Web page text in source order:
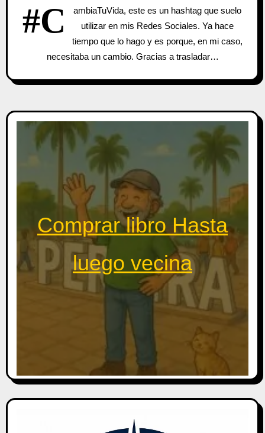
#C
ambiaTuVida, este es un hashtag que suelo
utilizar en mis Redes Sociales. Ya hace
tiempo que lo hago y es porque, en mi caso,
necesitaba un cambio. Gracias a trasladar…
Comprar libro Hasta
luego vecina